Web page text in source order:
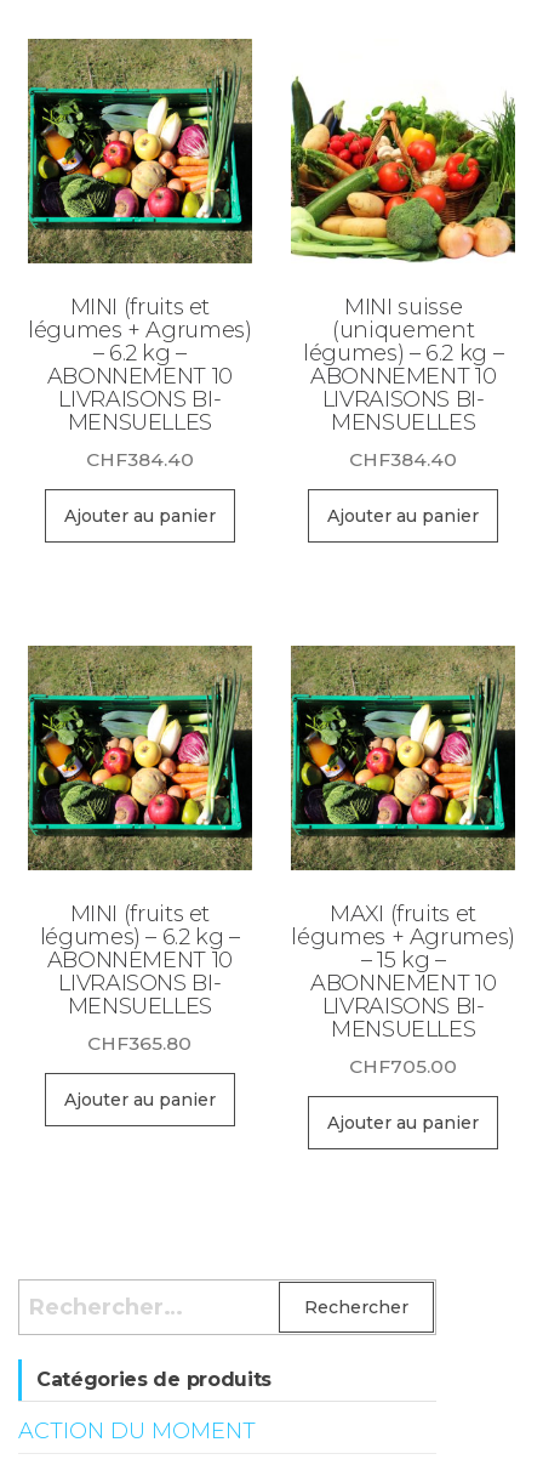
MINI (fruits et
légumes + Agrumes)
– 6.2 kg –
ABONNEMENT 10
LIVRAISONS BI-
MENSUELLES
CHF384.40
Ajouter au panier
MINI suisse
(uniquement
légumes) – 6.2 kg –
ABONNEMENT 10
LIVRAISONS BI-
MENSUELLES
CHF384.40
Ajouter au panier
MINI (fruits et
légumes) – 6.2 kg –
ABONNEMENT 10
LIVRAISONS BI-
MENSUELLES
CHF365.80
Ajouter au panier
MAXI (fruits et
légumes + Agrumes)
– 15 kg –
ABONNEMENT 10
LIVRAISONS BI-
MENSUELLES
CHF705.00
Ajouter au panier
Rechercher :
Catégories de produits
ACTION DU MOMENT